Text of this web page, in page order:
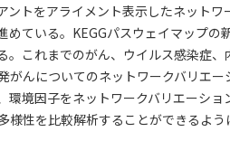
ントをアライメント表示したネット
めている。KEGGパスウェイマップの
。これまでのがん、ウイルス感染症
がんについてのネットワークバリエ
環境因子をネットワークバリエーシ
様性を比較解析することができるよう